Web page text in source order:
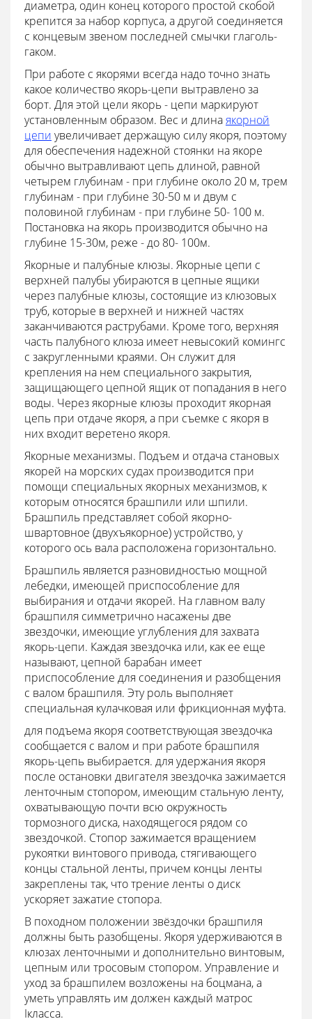
диаметра, один конец которого простой скобой
крепится за набор корпуса, а другой соединяется
с концевым звеном последней смычки глаголь-
гаком.
При работе с якорями всегда надо точно знать
какое количество якорь-цепи вытравлено за
борт. Для этой цели якорь - цепи маркируют
установленным образом. Вес и длинаякорной
цепи увеличивает держащую силу якоря, поэтому
для обеспечения надежной стоянки на якоре
обычно вытравливают цепь длиной, равной
четырем глубинам - при глубине около 20 м, трем
глубинам - при глубине 30-50 м и двум с
половиной глубинам - при глубине 50- 100 м.
Постановка на якорь производится обычно на
глубине 15-30м, реже - до 80- 100м.
Якорные и палубные клюзы. Якорные цепи с
верхней палубы убираются в цепные ящики
через палубные клюзы, состоящие из клюзовых
труб, которые в верхней и нижней частях
заканчиваются раструбами. Кроме того, верхняя
часть палубного клюза имеет невысокий комингс
с закругленными краями. Он служит для
крепления на нем специального закрытия,
защищающего цепной ящик от попадания в него
воды. Через якорные клюзы проходит якорная
цепь при отдаче якоря, а при съемке с якоря в
них входит веретено якоря.
Якорные механизмы. Подъем и отдача становых
якорей на морских судах производится при
помощи специальных якорных механизмов, к
которым относятся брашпили или шпили.
Брашпиль представляет собой якорно-
швартовное (двухъякорное) устройство, у
которого ось вала расположена горизонтально.
Брашпиль является разновидностью мощной
лебедки, имеющей приспособление для
выбирания и отдачи якорей. На главном валу
брашпиля симметрично насажены две
звездочки, имеющие углубления для захвата
якорь-цепи. Каждая звездочка или, как ее еще
называют, цепной барабан имеет
приспособление для соединения и разобщения
с валом брашпиля. Эту роль выполняет
специальная кулачковая или фрикционная муфта.
для подъема якоря соответствующая звездочка
сообщается с валом и при работе брашпиля
якорь-цепь выбирается. для удержания якоря
после остановки двигателя звездочка зажимается
ленточным стопором, имеющим стальную ленту,
охватывающую почти всю окружность
тормозного диска, находящегося рядом со
звездочкой. Стопор зажимается вращением
рукоятки винтового привода, стягивающего
концы стальной ленты, причем концы ленты
закреплены так, что трение ленты о диск
ускоряет зажатие стопора.
В походном положении звёздочки брашпиля
должны быть разобщены. Якоря удерживаются в
клюзах ленточными и дополнительно винтовым,
цепным или тросовым стопором. Управление и
уход за брашпилем возложены на боцмана, а
уметь управлять им должен каждый матрос
Iкласса.